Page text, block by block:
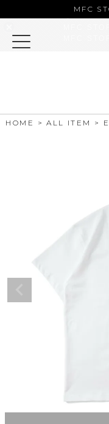
MFC
HOME ALL ITEM
MFC
MFC
Google